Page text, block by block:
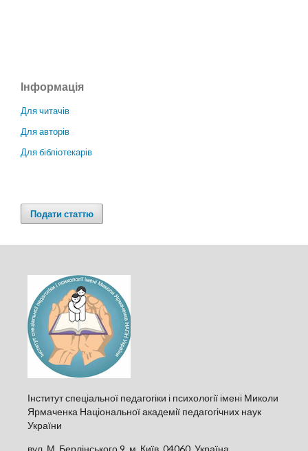
Інформація
Для читачів
Для авторів
Для бібліотекарів
Подати статтю
Інститут спеціальної педагогіки і психології імені Миколи
Ярмаченка Національної академії педагогічних наук
України
вул. М. Берлінського 9, м. Київ, 04060, Україна